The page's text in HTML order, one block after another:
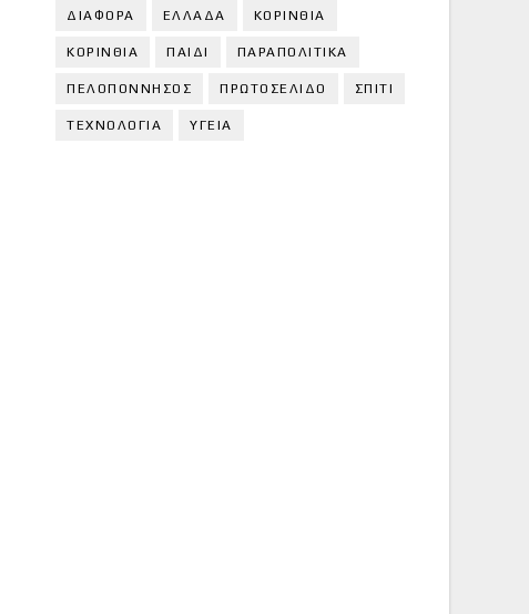
ΔΙΑΦΟΡΑ ΕΛΛΑΔΑ ΚΟΡΙΝΘΙΑ
ΚΟΡΙΝΘΙA ΠΑΙΔΙ ΠΑΡΑΠΟΛΙΤΙΚΑ
ΠΕΛΟΠΟΝΝΗΣΟΣ ΠΡΩΤΟΣΕΛΙΔΟ ΣΠΙΤΙ
ΤΕΧΝΟΛΟΓΙΑ ΥΓΕΙΑ